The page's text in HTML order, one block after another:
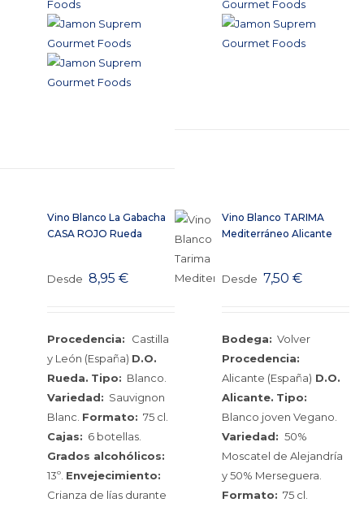
Vino Blanco La Gabacha
CASA ROJO Rueda
Desde 8,95€
Procedencia: Castilla
y León (España) D.O.
Rueda. Tipo: Blanco.
Variedad: Sauvignon
Blanc. Formato: 75 cl.
Cajas: 6 botellas.
Grados alcohólicos:
13º. Envejecimiento:
Crianza de lías durante
Vino Blanco TARIMA
Mediterráneo Alicante
Desde 7,50€
Bodega: Volver
Procedencia:
Alicante (España) D.O.
Alicante. Tipo:
Blanco joven Vegano.
Variedad: 50%
Moscatel de Alejandría
y 50% Merseguera.
Formato: 75 cl.